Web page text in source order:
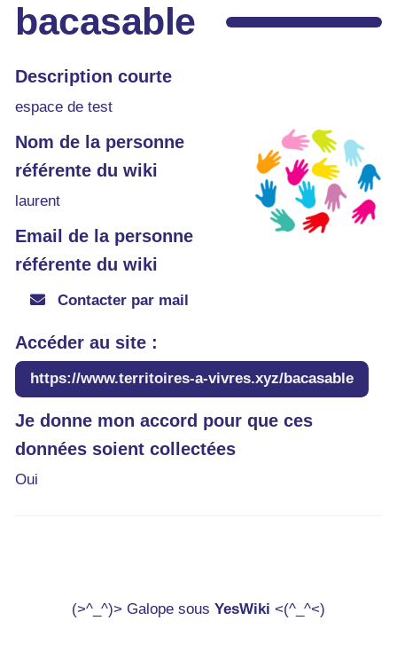
bacasable
Description courte
espace de test
Nom de la personne
référente du wiki
laurent
Email de la personne
référente du wiki
Contacter par mail
Accéder au site :
https://www.territoires-a-vivres.xyz/bacasable
Je donne mon accord pour que ces
données soient collectées
Oui
(>^_^)> Galope sous YesWiki <(^_^<)